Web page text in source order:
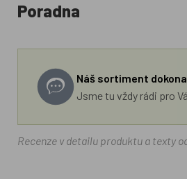
Poradna
Náš sortiment
Jsme tu vždy rádi pro
Recenze v detailu produktu a texty